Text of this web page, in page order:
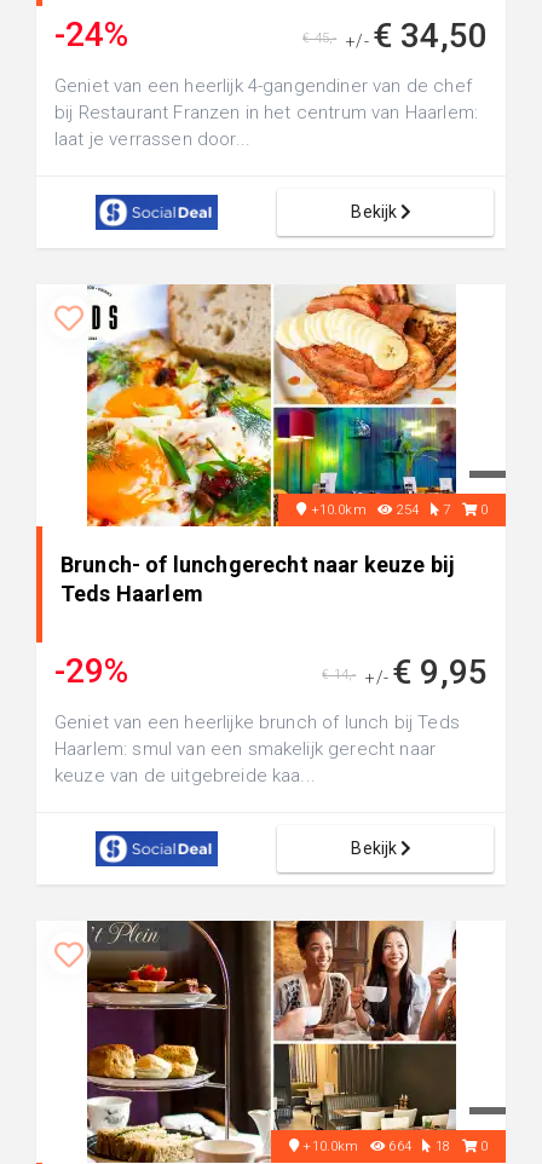
-24% +/- € 34,50
€ 45,-
Geniet van een heerlijk 4-gangendiner van de chef
bij Restaurant Franzen in het centrum van Haarlem:
laat je verrassen door...
Bekijk
+10.0km 254 7 0
Brunch- of lunchgerecht naar keuze bij
Teds Haarlem
-29% +/- € 9,95
€ 14,-
Geniet van een heerlijke brunch of lunch bij Teds
Haarlem: smul van een smakelijk gerecht naar
keuze van de uitgebreide kaa...
Bekijk
+10.0km 664 18 0